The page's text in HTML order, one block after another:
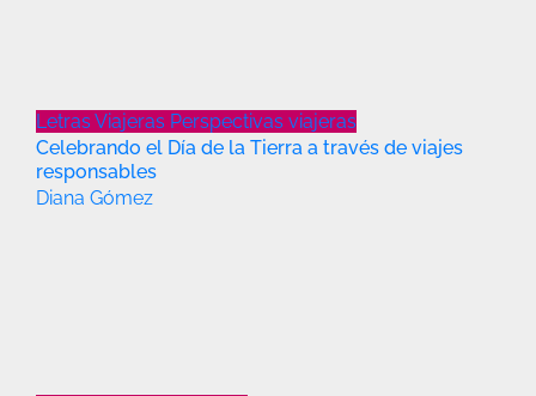
Letras Viajeras Perspectivas viajeras
Celebrando el Día de la Tierra a través de viajes
responsables
Diana Gómez